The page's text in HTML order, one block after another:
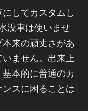
してカスタムし
没車は使いませ
来の頑丈さがあ
ません。出来上
本的に普通のカ
スに困ることは